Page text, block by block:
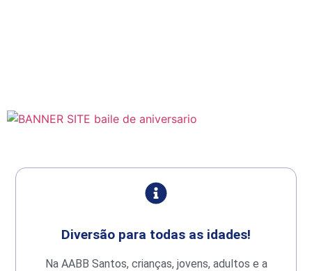
Diversão para todas as idades!
Na AABB Santos, crianças, jovens, adultos e a